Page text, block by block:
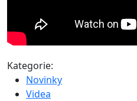
Kategorie:
Novinky
Videa